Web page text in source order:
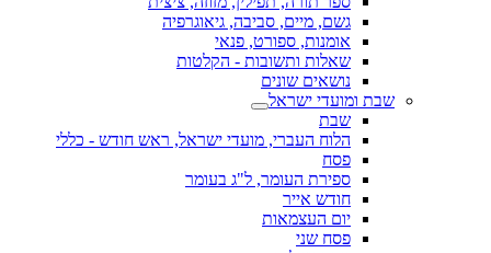
גשם, מיים, סביבה, גיאוגרפיה
אומנות, ספורט, פנאי
שאלות ותשובות - הקלטות
נושאים שונים
שבת ומועדי ישראל
שבת
הלוח העברי, מועדי ישראל, ראש חודש - כללי
פסח
ספירת העומר, ל"ג בעומר
חודש אייר
יום העצמאות
פסח שני